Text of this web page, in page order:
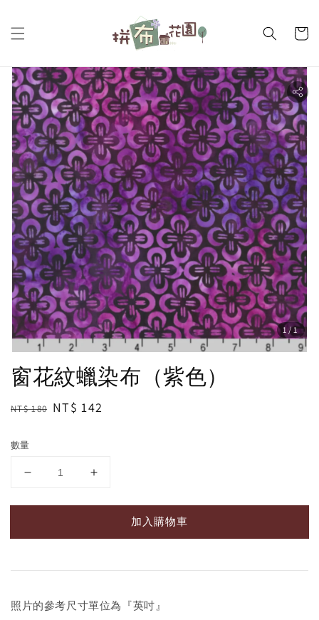
1 /1
窗花紋蠟染布（紫色）
Regular
NT$ 180 Sale
NT$ 142
數量
加入購物車
照片的參考尺寸單位為『英吋』